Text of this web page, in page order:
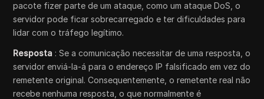
pacote fizer parte de um ataque, como um ataque DoS, o
servidor pode ficar sobrecarregado e ter dificuldades para
lidar com o tráfego legítimo.
Resposta : Se a comunicação necessitar de uma resposta, o
servidor enviá-la-á para o endereço IP falsificado em vez do
remetente original. Consequentemente, o remetente real não
recebe nenhuma resposta, o que normalmente é